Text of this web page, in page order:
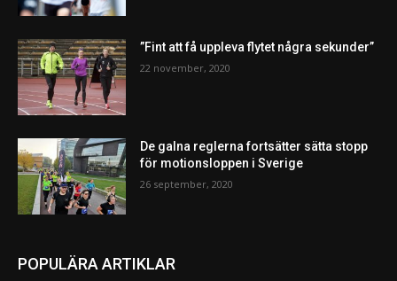
”Fint att få uppleva flytet några sekunder”
22 november, 2020
De galna reglerna fortsätter sätta stopp
för motionsloppen i Sverige
26 september, 2020
POPULÄRA ARTIKLAR